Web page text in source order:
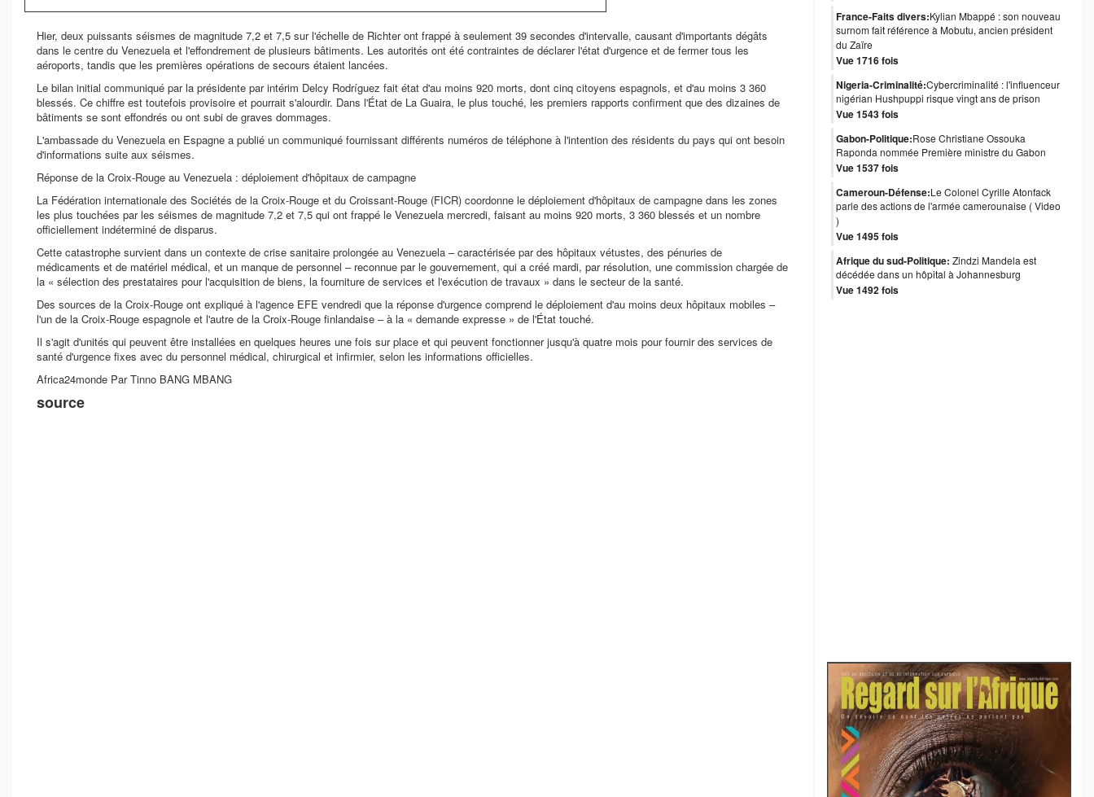
Hier, deux puissants séismes de magnitude 7,2 et 7,5 sur l'échelle de Richter ont frappé à seulement 39 secondes d'intervalle, causant d'importants dégâts
dans le centre du Venezuela et l'effondrement de plusieurs bâtiments. Les autorités ont été contraintes de déclarer l'état d'urgence et de fermer tous les
aéroports, tandis que les premières opérations de secours étaient lancées.
Le bilan initial communiqué par la présidente par intérim Delcy Rodríguez fait état d'au moins 920 morts, dont cinq citoyens espagnols, et d'au moins 3 360
blessés. Ce chiffre est toutefois provisoire et pourrait s'alourdir. Dans l'État de La Guaira, le plus touché, les premiers rapports confirment que des dizaines de
bâtiments se sont effondrés ou ont subi de graves dommages.
L'ambassade du Venezuela en Espagne a publié un communiqué fournissant différents numéros de téléphone à l'intention des résidents du pays qui ont besoin
d'informations suite aux séismes.
Réponse de la Croix-Rouge au Venezuela : déploiement d'hôpitaux de campagne
La Fédération internationale des Sociétés de la Croix-Rouge et du Croissant-Rouge (FICR) coordonne le déploiement d'hôpitaux de campagne dans les zones
les plus touchées par les séismes de magnitude 7,2 et 7,5 qui ont frappé le Venezuela mercredi, faisant au moins 920 morts, 3 360 blessés et un nombre
officiellement indéterminé de disparus.
Cette catastrophe survient dans un contexte de crise sanitaire prolongée au Venezuela – caractérisée par des hôpitaux vétustes, des pénuries de
médicaments et de matériel médical, et un manque de personnel – reconnue par le gouvernement, qui a créé mardi, par résolution, une commission chargée de
la « sélection des prestataires pour l'acquisition de biens, la fourniture de services et l'exécution de travaux » dans le secteur de la santé.
Des sources de la Croix-Rouge ont expliqué à l'agence EFE vendredi que la réponse d'urgence comprend le déploiement d'au moins deux hôpitaux mobiles –
l'un de la Croix-Rouge espagnole et l'autre de la Croix-Rouge finlandaise – à la « demande expresse » de l'État touché.
Il s'agit d'unités qui peuvent être installées en quelques heures une fois sur place et qui peuvent fonctionner jusqu'à quatre mois pour fournir des services de
santé d'urgence fixes avec du personnel médical, chirurgical et infirmier, selon les informations officielles.
Africa24monde Par Tinno BANG MBANG
source
France-Faits divers:Kylian Mbappé : son nouveau
surnom fait référence à Mobutu, ancien président
du Zaïre
Vue 1716 fois
Nigeria-Criminalité:Cybercriminalité : l'influenceur
nigérian Hushpuppi risque vingt ans de prison
Vue 1543 fois
Gabon-Politique:Rose Christiane Ossouka
Raponda nommée Première ministre du Gabon
Vue 1537 fois
Cameroun-Défense:Le Colonel Cyrille Atonfack
parle des actions de l'armée camerounaise ( Video
)
Vue 1495 fois
Afrique du sud-Politique: Zindzi Mandela est
décédée dans un hôpital à Johannesburg
Vue 1492 fois